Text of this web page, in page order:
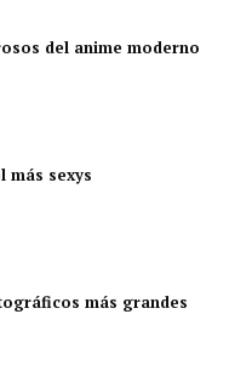
del anime moderno
más sexys
más grandes